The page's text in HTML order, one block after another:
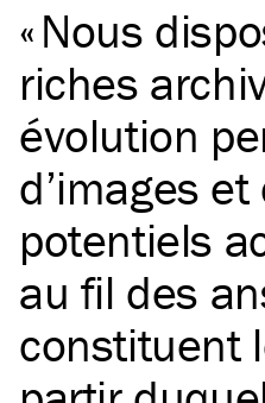
Nous
riches
évolution
d’images
potentiels
au fil des
constituent